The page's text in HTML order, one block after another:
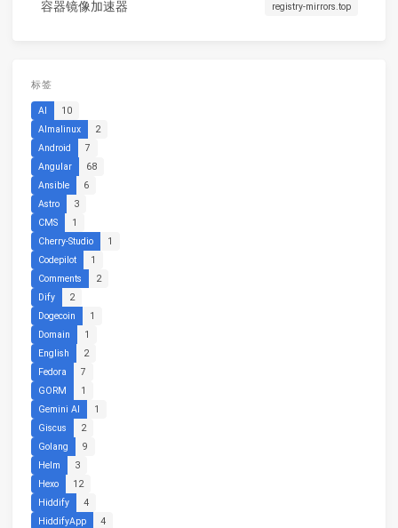
容器镜像加速器 registry-mirrors.top
标签
AI
10
Almalinux
2
Android
7
Angular
68
Ansible
6
Astro
3
CMS
1
Cherry-Studio
1
Codepilot
1
Comments
2
Dify
2
Dogecoin
1
Domain
1
English
2
Fedora
7
GORM
1
Gemini AI
1
Giscus
2
Golang
9
Helm
3
Hexo
12
Hiddify
4
HiddifyApp
4